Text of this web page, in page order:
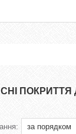
ПОКРИТТЯ